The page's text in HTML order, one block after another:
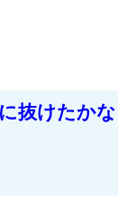
抜けたか